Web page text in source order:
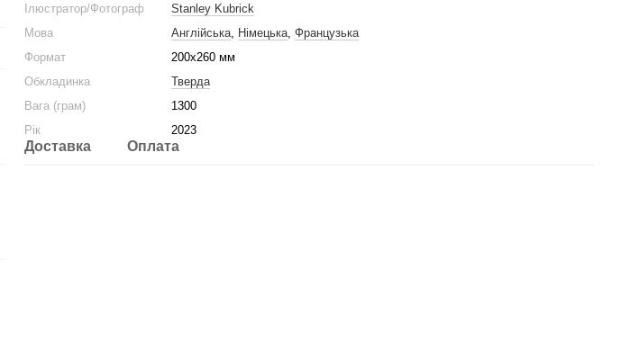
Ілюстратор/Фотограф
Stanley Kubrick
Мова
Англійська, Німецька, Французька
Формат
200x260 мм
Обкладинка
Тверда
Вага (грам)
1300
Рік
2023
Доставка Оплата